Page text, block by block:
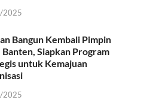
2025
Bangun Kembali Pimpin
Banten, Siapkan Program
untuk Kemajuan
2025